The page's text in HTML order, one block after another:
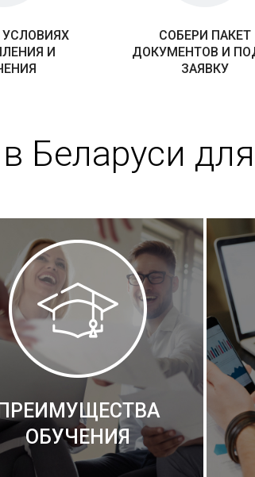
И
СОБЕРИ ПАКЕТ
ДОКУМЕНТОВ И
ЗАЯВКУ
Беларуси
ПРЕИМУЩЕСТВА
ОБУЧЕНИЯ